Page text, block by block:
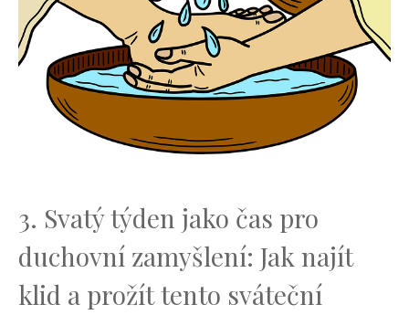
3. Svatý týden jako čas pro
duchovní zamyšlení: Jak ‍najít​
klid a prožít tento sváteční